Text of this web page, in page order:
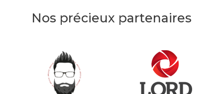
Nos précieux partenaires